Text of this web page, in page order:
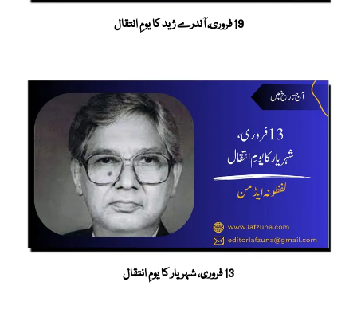
19 فروری، آندرے ژید کا یومِ انتقال
13 فروری، شہریار کا یومِ انتقال